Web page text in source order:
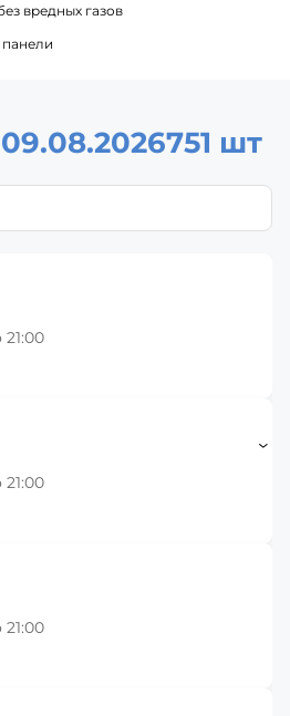
вредных газов
751 шт